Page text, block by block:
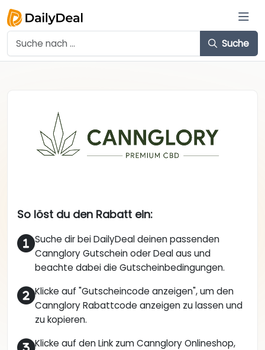
Suche
So löst du den Rabatt ein:
Suche dir bei DailyDeal deinen passenden
Cannglory Gutschein oder Deal aus und
beachte dabei die Gutscheinbedingungen.
Klicke auf "Gutscheincode anzeigen", um den
Cannglory Rabattcode anzeigen zu lassen und
zu kopieren.
Klicke auf den Link zum Cannglory Onlineshop,